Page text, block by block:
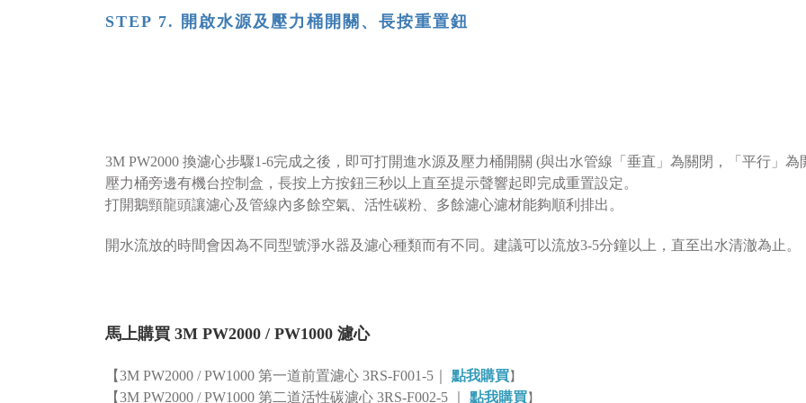
STEP 7. 開啟水源及壓力桶開關、長按重置鈕
3M PW2000 換濾心步驟1-6完成之後，即可打開進水源及壓力桶開關 (與出水管線「垂直」為關閉，「平行」為
壓力桶旁邊有機台控制盒，長按上方按鈕三秒以上直至提示聲響起即完成重置設定。
打開鵝頸龍頭讓濾心及管線內多餘空氣、活性碳粉、多餘濾心濾材能夠順利排出。
開水流放的時間會因為不同型號淨水器及濾心種類而有不同。建議可以流放3-5分鐘以上，直至出水清澈為止。
馬上購買 3M PW2000 / PW1000 濾心
【3M PW2000 / PW1000 第一道前置濾心 3RS-F001-5 點我購買 】
【3M PW2000 / PW1000 第二道活性碳濾心 3RS-F002-5 點我購買 】